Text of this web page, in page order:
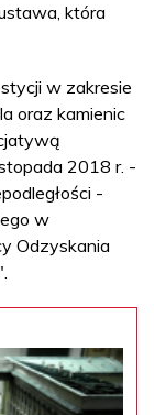
która
w zakresie
oraz kamienic
2018 r. -
-
w
Odzyskania